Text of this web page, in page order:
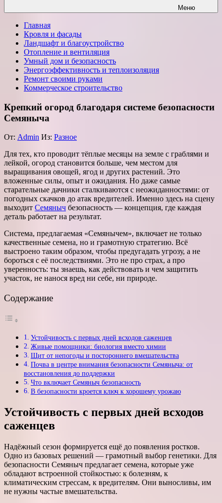
Меню
Главная
Кровля и фасады
Ландшафт и благоустройство
Отопление и вентиляция
Умный дом и безопасность
Энергоэффективность и теплоизоляция
Ремонт своими руками
Коммерческое строительство
Крепкий огород благодаря системе безопасности
Семяныча
От: Admin Из: Разное
Для тех, кто проводит тёплые месяцы на земле с граблями и
лейкой, огород становится больше, чем местом для
выращивания овощей, ягод и других растений. Это
вложенные силы, опыт и ожидания. Но даже самые
старательные дачники сталкиваются с неожиданностями: от
погодных скачков до атак вредителей. Именно здесь на сцену
выходит Семяныч безопасность — концепция, где каждая
деталь работает на результат.
Система, предлагаемая «Семянычем», включает не только
качественные семена, но и грамотную стратегию. Всё
выстроено таким образом, чтобы предугадать угрозу, а не
бороться с её последствиями. Это не про страх, а про
уверенность: ты знаешь, как действовать и чем защитить
участок, не нанося вред ни себе, ни природе.
Содержание
Устойчивость с первых дней всходов саженцев
Живые помощники: биология вместо химии
Щит от непогоды и постороннего вмешательства
Почва в центре внимания безопасности Семяныча: от
восстановления до поддержки
Что включает Семяныч безопасность
В безопасности кроется ключ к хорошему урожаю
Устойчивость с первых дней всходов
саженцев
Надёжный сезон формируется ещё до появления ростков.
Одно из базовых решений — грамотный выбор генетики. Для
безопасности Семяныч предлагает семена, которые уже
обладают встроенной стойкостью: к болезням, к
климатическим стрессам, к вредителям. Они выносливы, им
не нужны частые вмешательства.